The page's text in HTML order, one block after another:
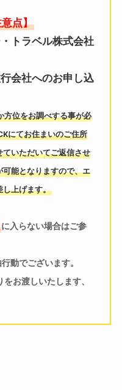
点】
トラベル株式会社
会社へのお申し込
方位をお調べする事が必
にてお住まいのご住所
いただいてご返信させ
能となりますので、エ
し上げます。
に入らない場合はご参
動でございます。
をお渡しいたします、